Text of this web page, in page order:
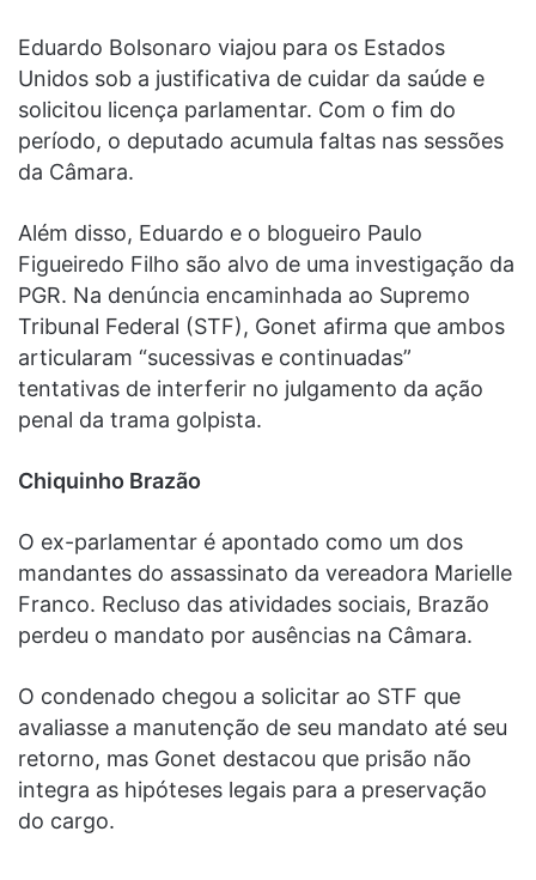
Eduardo Bolsonaro viajou para os Estados
Unidos sob a justificativa de cuidar da saúde e
solicitou licença parlamentar. Com o fim do
período, o deputado acumula faltas nas sessões
da Câmara.
Além disso, Eduardo e o blogueiro Paulo
Figueiredo Filho são alvo de uma investigação da
PGR. Na denúncia encaminhada ao Supremo
Tribunal Federal (STF), Gonet afirma que ambos
articularam “sucessivas e continuadas”
tentativas de interferir no julgamento da ação
penal da trama golpista.
Chiquinho Brazão
O ex-parlamentar é apontado como um dos
mandantes do assassinato da vereadora Marielle
Franco. Recluso das atividades sociais, Brazão
perdeu o mandato por ausências na Câmara.
O condenado chegou a solicitar ao STF que
avaliasse a manutenção de seu mandato até seu
retorno, mas Gonet destacou que prisão não
integra as hipóteses legais para a preservação
do cargo.